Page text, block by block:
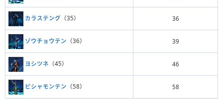
カラステング （35） 36
ゾウチョウテン （36） 39
ヨシツネ （45） 46
ビシャモンテン （58） 58